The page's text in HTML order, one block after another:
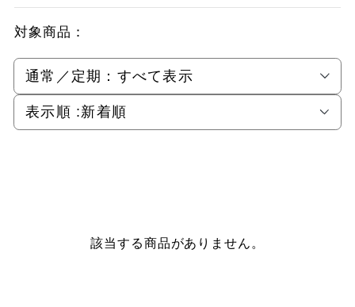
対象商品：
通常／定期： すべて表示
表示順 :新着順
該当する商品がありません。